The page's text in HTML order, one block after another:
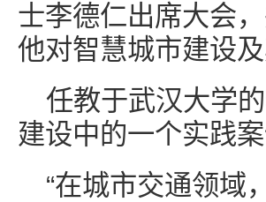
士李德仁出席大会
他对智慧城市建设
任教于武汉大学
建设中的一个实践案
“在城市交通领域